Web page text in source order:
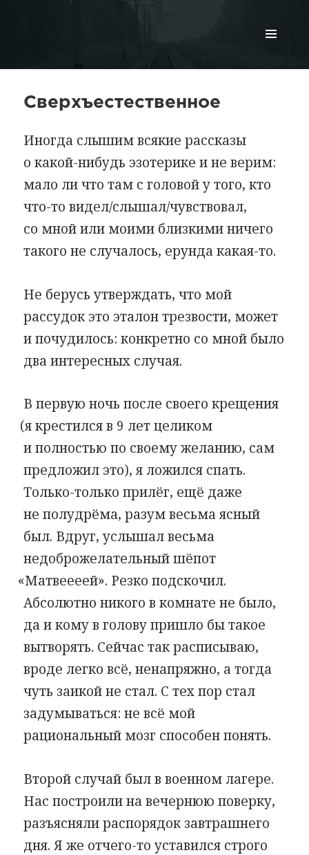
Сверхъестественное
Иногда слышим всякие рассказы
о какой-нибудь эзотерике и не верим:
мало ли что там с головой у того, кто
что-то видел/слышал/чувствовал,
со мной или моими близкими ничего
такого не случалось, ерунда какая-то.
Не берусь утверждать, что мой
рассудок это эталон трезвости, может
и почудилось: конкретно со мной было
два интересных случая.
В первую ночь после своего крещения
(я крестился в 9 лет целиком
и полностью по своему желанию, сам
предложил это), я ложился спать.
Только-только прилёг, ещё даже
не полудрёма, разум весьма ясный
был. Вдруг, услышал весьма
недоброжелательный шёпот
«Матвеееей». Резко подскочил.
Абсолютно никого в комнате не было,
да и кому в голову пришло бы такое
вытворять. Сейчас так расписываю,
вроде легко всё, ненапряжно, а тогда
чуть заикой не стал. С тех пор стал
задумываться: не всё мой
рациональный мозг способен понять.
Второй случай был в военном лагере.
Нас построили на вечернюю поверку,
разъясняли распорядок завтрашнего
дня. Я же отчего-то уставился строго